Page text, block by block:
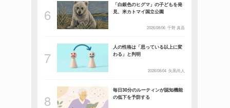
「白銀色のヒグマ」の子どもを発
見、米カトマイ国立公園
2026/08/06 千野 真吾
人の性格は「思っている以上に変
わる」と判明
2026/08/04 矢黒尚人
毎日30分のルーティンが認知機能
の低下を予防する